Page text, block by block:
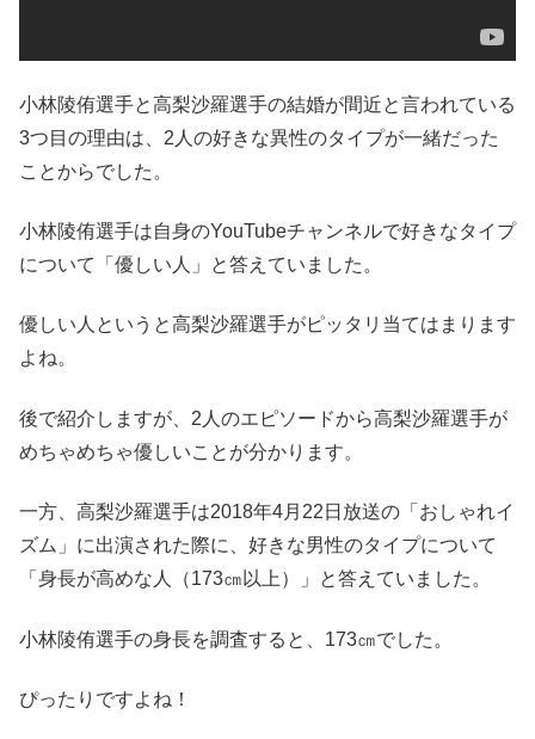
小林陵侑選手と高梨沙羅選手の結婚が間近と言われている
3つ目の理由は、2人の好きな異性のタイプが一緒だった
ことからでした。
小林陵侑選手は自身のYouTubeチャンネルで好きなタイプ
について「優しい人」と答えていました。
優しい人というと高梨沙羅選手がピッタリ当てはまります
よね。
後で紹介しますが、2人のエピソードから高梨沙羅選手が
めちゃめちゃ優しいことが分かります。
一方、高梨沙羅選手は2018年4月22日放送の「おしゃれイ
ズム」に出演された際に、好きな男性のタイプについて
「身長が高めな人（173㎝以上）」と答えていました。
小林陵侑選手の身長を調査すると、173㎝でした。
ぴったりですよね！